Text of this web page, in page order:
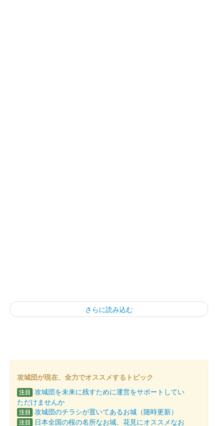
さらに読み込む
攻城団が現在、全力でオススメするトピック
注目 攻城団を未来に残すために運営をサポートしてい
ただけませんか
注目 攻城団のチラシが置いてあるお城（随時更新）
注目 日本全国の桜の名所なお城、花見にオススメなお